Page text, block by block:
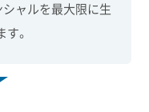
ャルを最大限に生
。